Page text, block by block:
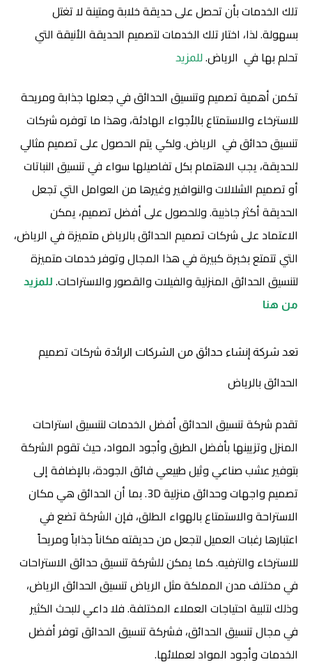
تلك الخدمات بأن تحصل على حديقة خلابة ومتينة لا تغتل
بسهولة. لذا، اختار تلك الخدمات لتصميم الحديقة الأنيقة التي
تحلم بها في الرياض. للمزيد
تكمن أهمية تصميم وتنسيق الحدائق في جعلها جذابة ومريحة
للاسترخاء والاستمتاع بالأجواء الهادئة، وهذا ما توفره شركات
تنسيق حدائق في الرياض. ولكي يتم الحصول على تصميم مثالي
للحديقة، يجب الاهتمام بكل تفاصيلها سواء في تنسيق النباتات
أو تصميم الشلالات والنوافير وغيرها من العوامل التي تجعل
الحديقة أكثر جاذبية. وللحصول على أفضل تصميم، يمكن
الاعتماد على شركات تصميم الحدائق بالرياض متميزة في الرياض،
التي تتمتع بخبرة كبيرة في هذا المجال وتوفر خدمات متميزة
لتنسيق الحدائق المنزلية والفيلات والقصور والاستراحات. للمزيد
من هنا
تعد شركة إنشاء حدائق من الشركات الرائدة شركات تصميم
الحدائق بالرياض
تقدم شركة تنسيق الحدائق أفضل الخدمات لتنسيق استراحات
المنزل وتزيينها بأفضل الطرق وأجود المواد، حيث تقوم الشركة
بتوفير عشب صناعي وثيل طبيعي فائق الجودة، بالإضافة إلى
تصميم واجهات وحدائق منزلية 3D. بما أن الحدائق هي مكان
الاستراحة والاستمتاع بالهواء الطلق، فإن الشركة تضع في
اعتبارها رغبات العميل لتجعل من حديقته مكاناً جذاباً ومريحاً
للاسترخاء والترفيه. كما يمكن للشركة تنسيق حدائق الاستراحات
في مختلف مدن المملكة مثل الرياض تنسيق الحدائق الرياض،
وذلك لتلبية احتياجات العملاء المختلفة. فلا داعي للبحث الكثير
في مجال تنسيق الحدائق، فشركة تنسيق الحدائق توفر أفضل
الخدمات وأجود المواد لعملائها.